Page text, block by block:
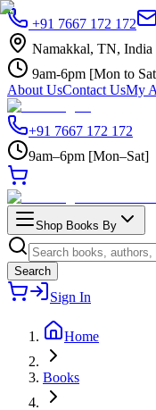
+91 7667 172 172
Namakkal, TN, India
9am-6pm [Mon to
About UsContact UsMy
+91 7667 172 172
9am–6pm [Mon–Sat]
Shop Books By
Search
Sign In
Home
Books